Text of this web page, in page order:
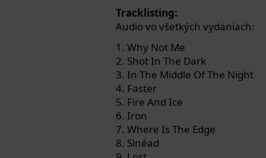
Tracklisting:
Audio vo všetkých vydaniach:
1. Why Not Me
2. Shot In The Dark
3. In The Middle Of The Night
4. Faster
5. Fire And Ice
6. Iron
7. Where Is The Edge
8. Sinéad